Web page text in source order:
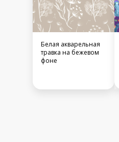
Белая акварельная
травка на бежевом
фоне